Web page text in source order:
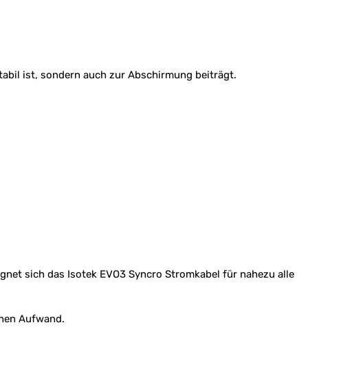
ist, sondern auch zur Abschirmung beiträgt.
sich das Isotek EVO3 Syncro Stromkabel für nahezu alle
Aufwand.